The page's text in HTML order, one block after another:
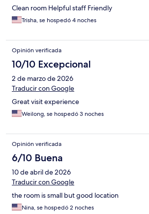
Clean room Helpful staff Friendly
Trisha, se hospedó 4 noches
Opinión verificada
10/10 Excepcional
2 de marzo de 2026
Traducir con Google
Great visit experience
Weilong, se hospedó 3 noches
Opinión verificada
6/10 Buena
10 de abril de 2026
Traducir con Google
the room is small but good location
Nina, se hospedó 2 noches